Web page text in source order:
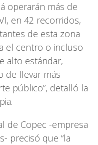
operarán más de
en 42 recorridos,
de esta zona
el centro o incluso
alto estándar,
de llevar más
público”, detalló la
de Copec -empresa
precisó que “la